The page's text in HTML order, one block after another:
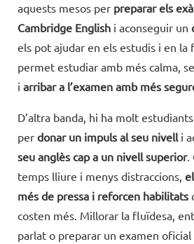
aquests mesos per preparar els
Cambridge English i aconseguir un
els pot ajudar en els estudis i en la
permet estudiar amb més calma,
i arribar a l’examen amb més
D’altra banda, hi ha molt
per donar un impuls al seu nivell i
seu anglès cap a un nivell superior.
temps lliure i menys distraccions,
més de pressa i reforcen habilitats
costen més. Millorar la fluïdesa,
parlat o preparar un examen